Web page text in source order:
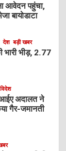
आवेदन पहुंचा,
बायोडाटा
देश बड़ी खबर
भारी भीड़, 2.77
विदेश
अदालत ने
गैर-जमानती